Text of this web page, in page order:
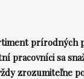
prírodných
pracovníci sa
zrozumiteľne